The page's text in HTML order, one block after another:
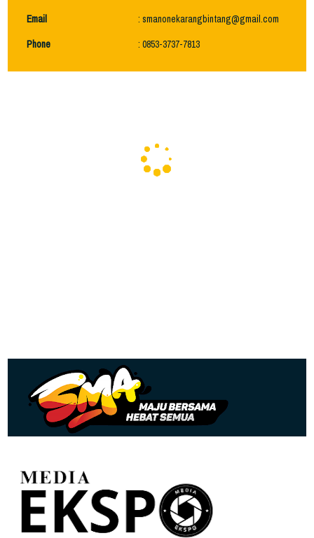
Email
: smanonekarangbintang@gmail.com
Phone
: 0853-3737-7813